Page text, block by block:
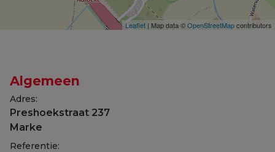
Leaflet | Map data ©OpenStreetMapcontributors
Algemeen
Adres:
Preshoekstraat 237
Marke
Referentie: